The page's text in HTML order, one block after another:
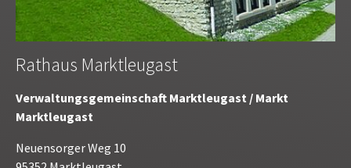
Rathaus Marktleugast
Verwaltungsgemeinschaft Marktleugast / Markt
Marktleugast
Neuensorger Weg 10